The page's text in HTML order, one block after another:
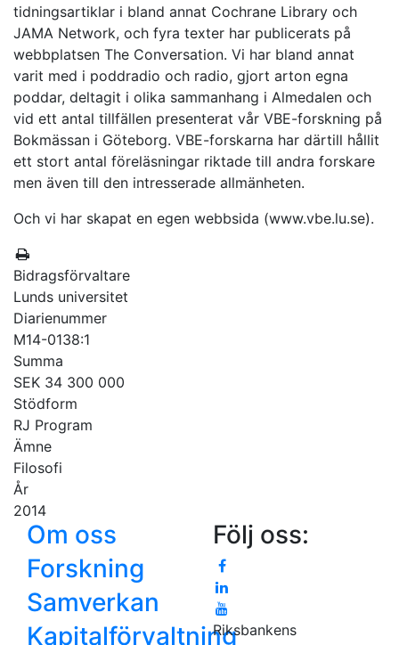
tidningsartiklar i bland annat Cochrane Library och
JAMA Network, och fyra texter har publicerats på
webbplatsen The Conversation. Vi har bland annat
varit med i poddradio och radio, gjort arton egna
poddar, deltagit i olika sammanhang i Almedalen och
vid ett antal tillfällen presenterat vår VBE-forskning på
Bokmässan i Göteborg. VBE-forskarna har därtill hållit
ett stort antal föreläsningar riktade till andra forskare
men även till den intresserade allmänheten.
Och vi har skapat en egen webbsida (www.vbe.lu.se).
Bidragsförvaltare
Lunds universitet
Diarienummer
M14-0138:1
Summa
SEK 34 300 000
Stödform
RJ Program
Ämne
Filosofi
År
2014
Om oss
Forskning
Samverkan
Kapitalförvaltning
Följ oss:
Riksbankens